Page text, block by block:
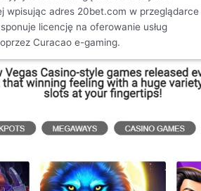
wpisując adres 20bet.com w przeglądarce
licencję na oferowanie usług
Curacao e-gaming.